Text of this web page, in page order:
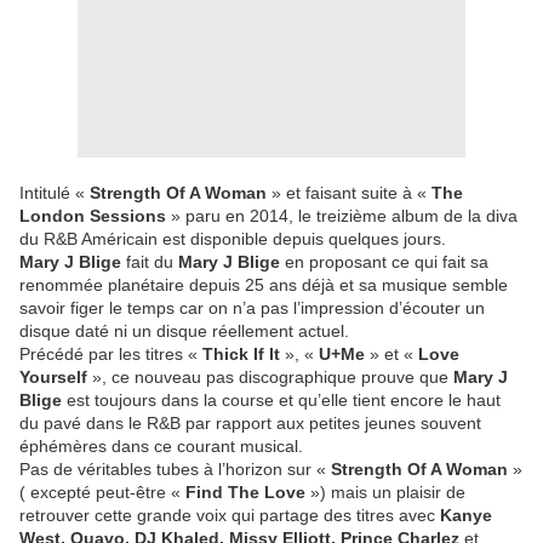
Intitulé « Strength Of A Woman » et faisant suite à « The
London Sessions » paru en 2014, le treizième album de la diva
du R&B Américain est disponible depuis quelques jours.
Mary J Blige fait du Mary J Blige en proposant ce qui fait sa
renommée planétaire depuis 25 ans déjà et sa musique semble
savoir figer le temps car on n’a pas l’impression d’écouter un
disque daté ni un disque réellement actuel.
Précédé par les titres « Thick If It », « U+Me » et « Love
Yourself », ce nouveau pas discographique prouve que Mary J
Blige est toujours dans la course et qu’elle tient encore le haut
du pavé dans le R&B par rapport aux petites jeunes souvent
éphémères dans ce courant musical.
Pas de véritables tubes à l’horizon sur « Strength Of A Woman »
( excepté peut-être « Find The Love ») mais un plaisir de
retrouver cette grande voix qui partage des titres avec Kanye
West, Quavo, DJ Khaled, Missy Elliott, Prince Charlez et